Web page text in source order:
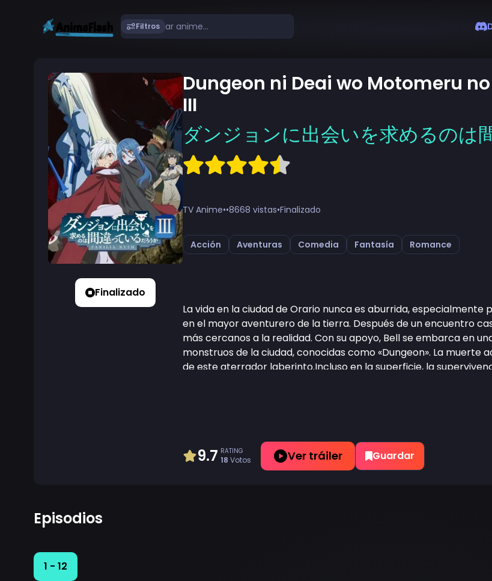
Filtros
Dungeon ni Deai wo Motomeru
III
ダンジョンに出会いを求めるのは
TV Anime••8668 vistas•Finalizado
Acción Aventuras Comedia Fantasía Romance
La vida en la ciudad de Orario nunca es aburrida,
en el mayor aventurero de la tierra. Después de un encuentro
más cercanos a la realidad. Con su apoyo, Bell se embarca en
monstruos de la ciudad, conocidas como «Dungeon». La
de este aterrador laberinto.Incluso en la superficie, la
9.7 RATING
18 Votos Ver tráiler Guardar
Finalizado
Episodios
1 - 12